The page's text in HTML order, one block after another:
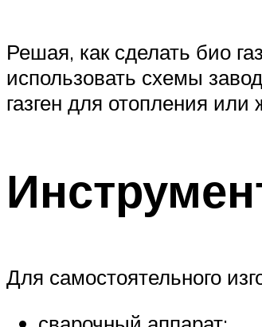
Решая, как сделать био
использовать схемы
газген для отопления или
Для самостоятельного